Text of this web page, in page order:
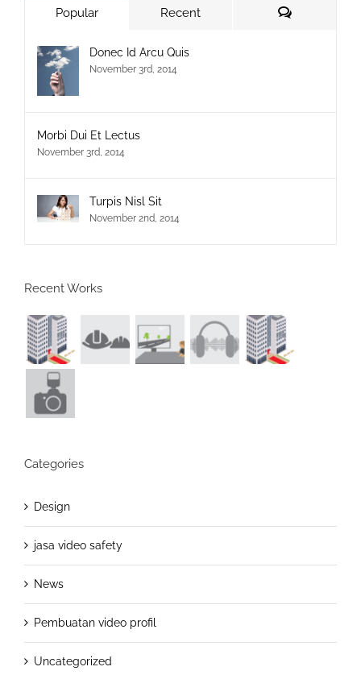
Popular Recent Comments
Donec Id Arcu Quis
November 3rd, 2014
Morbi Dui Et Lectus
November 3rd, 2014
Turpis Nisl Sit
November 2nd, 2014
Recent Works
Categories
Design
jasa video safety
News
Pembuatan video profil
Uncategorized